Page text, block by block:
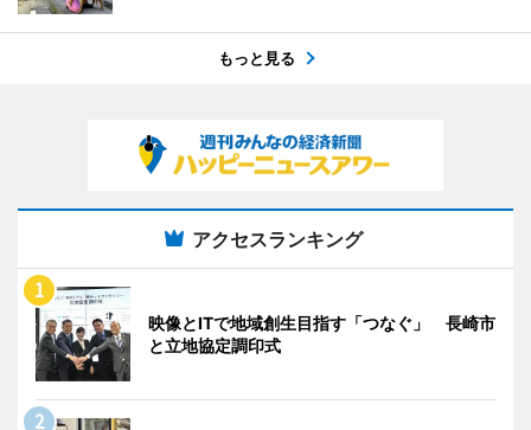
もっと見る
アクセスランキング
映像とITで地域創生目指す「つなぐ」 長崎市
と立地協定調印式